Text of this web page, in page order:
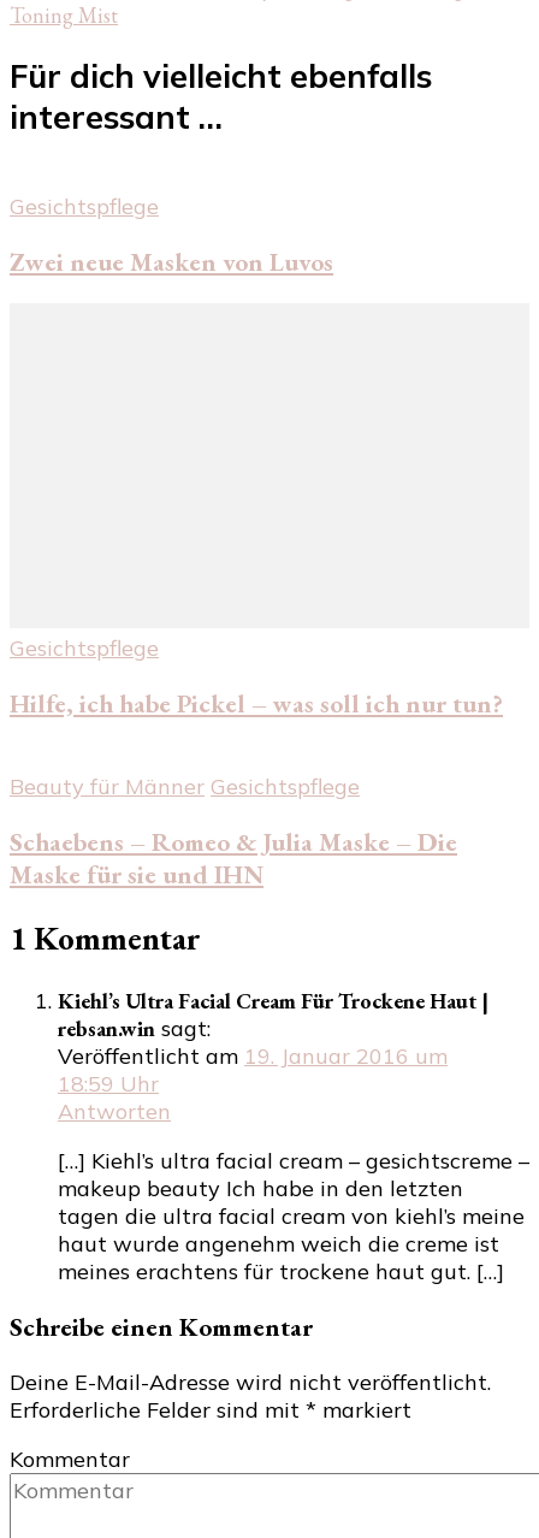
Toning Mist
Für dich vielleicht ebenfalls
interessant …
Gesichtspflege
Zwei neue Masken von Luvos
Gesichtspflege
Hilfe, ich habe Pickel – was soll ich nur tun?
Beauty für Männer Gesichtspflege
Schaebens – Romeo & Julia Maske – Die
Maske für sie und IHN
1 Kommentar
Kiehl’s Ultra Facial Cream Für Trockene Haut |
rebsan.win sagt:
Veröffentlicht am 19. Januar 2016 um
18:59 Uhr
Antworten
[…] Kiehl’s ultra facial cream – gesichtscreme –
makeup beauty Ich habe in den letzten
tagen die ultra facial cream von kiehl’s meine
haut wurde angenehm weich die creme ist
meines erachtens für trockene haut gut. […]
Schreibe einen Kommentar
Deine E-Mail-Adresse wird nicht veröffentlicht.
Erforderliche Felder sind mit * markiert
Kommentar